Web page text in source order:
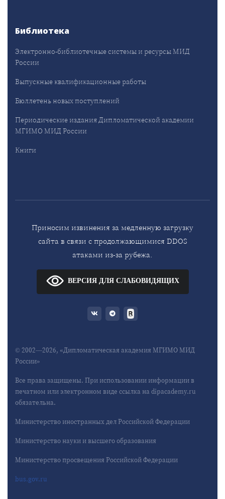
Библиотека
Электронно-библиотечные системы и ресурсы МИД
России
Выпускные квалификационные работы
Бюллетень новых поступлений
Периодические издания Дипломатической академии
МГИМО МИД России
Книги
Приносим извинения за медленную загрузку
сайта в связи с продолжающимися DDOS
атаками из-за рубежа.
ВЕРСИЯ ДЛЯ СЛАБОВИДЯЩИХ
© 2002—2026, «Дипломатическая академия МГИМО МИД
России»
Все права защищены. При использовании информации в
печатном или электронном виде ссылка на dipacademy.ru
обязательна.
Министерство иностранных дел Российской Федерации
Министерство науки и высшего образования
Министерство просвещения Российской Федерации
bus.gov.ru